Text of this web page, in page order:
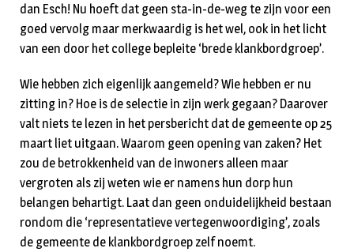
dan Esch! Nu hoeft dat geen sta-in-de-weg te zijn voor een
goed vervolg maar merkwaardig is het wel, ook in het licht
van een door het college bepleite ‘brede klankbordgroep’.
Wie hebben zich eigenlijk aangemeld? Wie hebben er nu
zitting in? Hoe is de selectie in zijn werk gegaan? Daarover
valt niets te lezen in het persbericht dat de gemeente op 25
maart liet uitgaan. Waarom geen opening van zaken? Het
zou de betrokkenheid van de inwoners alleen maar
vergroten als zij weten wie er namens hun dorp hun
belangen behartigt. Laat dan geen onduidelijkheid bestaan
rondom die ‘representatieve vertegenwoordiging’, zoals
de gemeente de klankbordgroep zelf noemt.